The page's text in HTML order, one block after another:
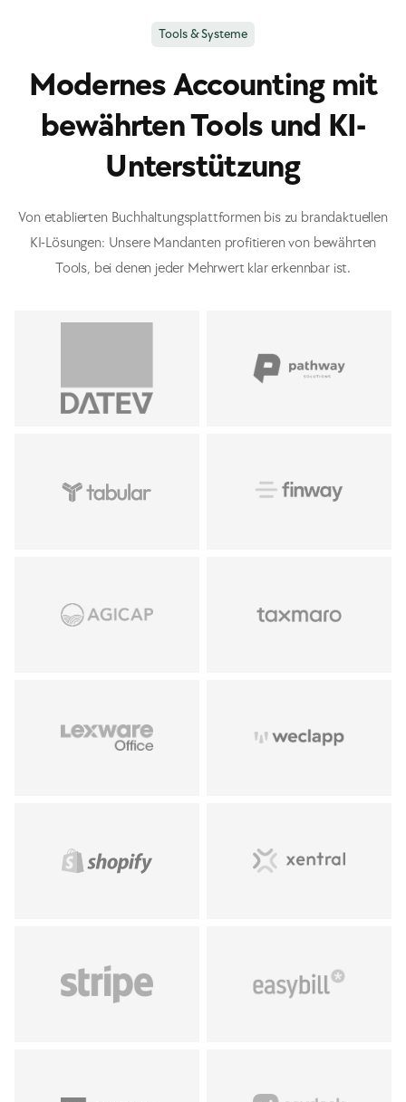
Tools & Systeme
Modernes Accounting mit
bewährten Tools und KI-
Unterstützung
Von etablierten Buchhaltungsplattformen bis zu brandaktuellen
KI-Lösungen: Unsere Mandanten profitieren von bewährten
Tools, bei denen jeder Mehrwert klar erkennbar ist.